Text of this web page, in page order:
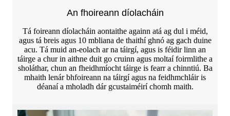
An fhoireann díolacháin
Tá foireann díolacháin aontaithe againn atá ag dul i méid,
agus tá breis agus 10 mbliana de thaithí ghnó ag gach duine
acu. Tá muid an-eolach ar na táirgí, agus is féidir linn an
táirge a chur in aithne duit go cruinn agus moltaí foirmlithe a
sholáthar, chun an fheidhmíocht táirge is fearr a chinntiú. Ba
mhaith lenár bhfoireann na táirgí agus na feidhmchláir is
déanaí a mholadh dár gcustaiméirí chomh maith.